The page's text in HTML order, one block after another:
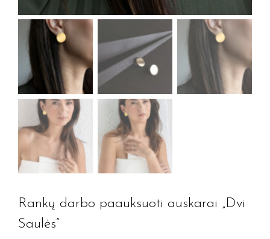
Rankų darbo paauksuoti auskarai „Dvi
Saulės”